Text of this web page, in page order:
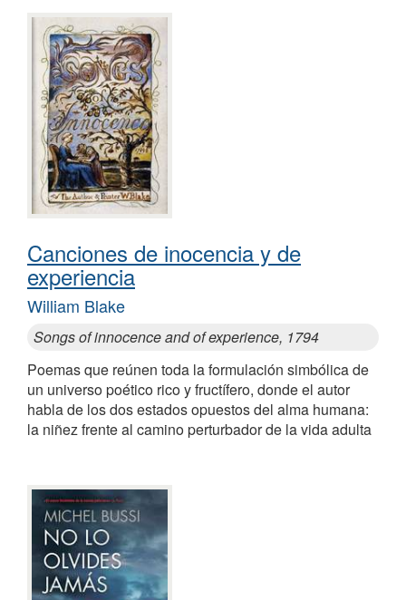
Canciones de inocencia y de
experiencia
William Blake
Songs of innocence and of experience, 1794
Poemas que reúnen toda la formulación simbólica de
un universo poético rico y fructífero, donde el autor
habla de los dos estados opuestos del alma humana:
la niñez frente al camino perturbador de la vida adulta